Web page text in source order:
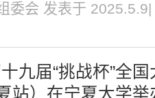
委会 发表于
届“挑战杯”全国
站）在宁夏大学